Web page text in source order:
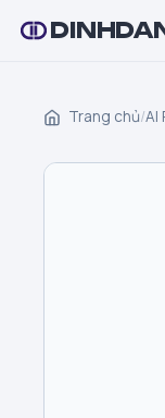
Trang chủ/AI